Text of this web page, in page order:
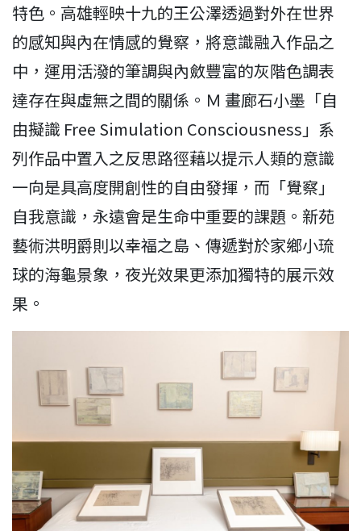
特色。高雄輕映十九的王公澤透過對外在世界
的感知與內在情感的覺察，將意識融入作品之
中，運用活潑的筆調與內斂豐富的灰階色調表
達存在與虛無之間的關係。Ｍ 畫廊石小墨「自
由擬識 Free Simulation Consciousness」系
列作品中置入之反思路徑藉以提示人類的意識
一向是具高度開創性的自由發揮，而「覺察」
自我意識，永遠會是生命中重要的課題。新苑
藝術洪明爵則以幸福之島、傳遞對於家鄉小琉
球的海龜景象，夜光效果更添加獨特的展示效
果。